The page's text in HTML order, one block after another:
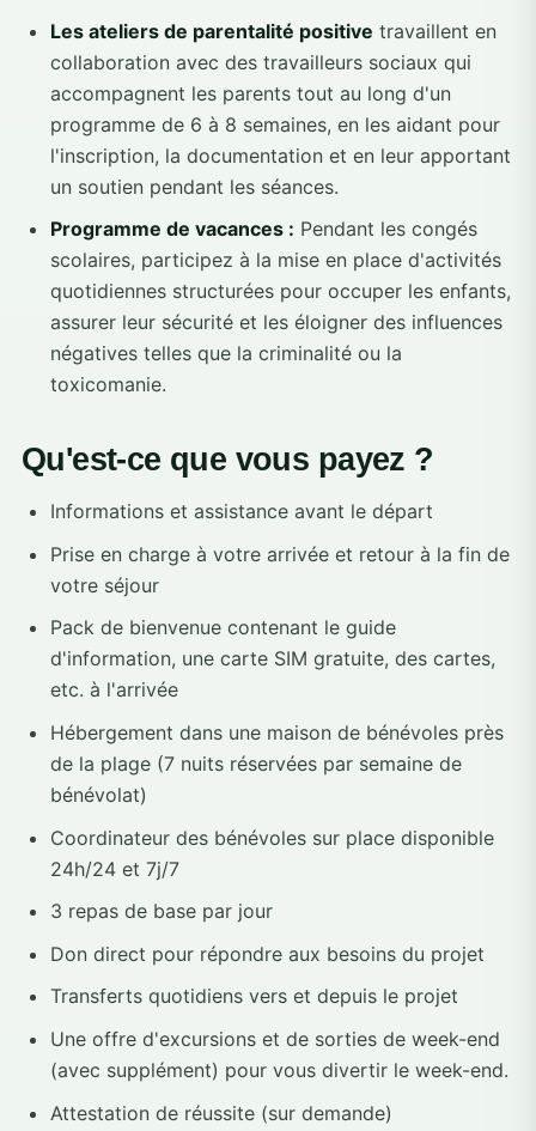
Les ateliers de parentalité positive travaillent en
collaboration avec des travailleurs sociaux qui
accompagnent les parents tout au long d'un
programme de 6 à 8 semaines, en les aidant pour
l'inscription, la documentation et en leur apportant
un soutien pendant les séances.
Programme de vacances : Pendant les congés
scolaires, participez à la mise en place d'activités
quotidiennes structurées pour occuper les enfants,
assurer leur sécurité et les éloigner des influences
négatives telles que la criminalité ou la
toxicomanie.
Qu'est-ce que vous payez ?
Informations et assistance avant le départ
Prise en charge à votre arrivée et retour à la fin de
votre séjour
Pack de bienvenue contenant le guide
d'information, une carte SIM gratuite, des cartes,
etc. à l'arrivée
Hébergement dans une maison de bénévoles près
de la plage (7 nuits réservées par semaine de
bénévolat)
Coordinateur des bénévoles sur place disponible
24h/24 et 7j/7
3 repas de base par jour
Don direct pour répondre aux besoins du projet
Transferts quotidiens vers et depuis le projet
Une offre d'excursions et de sorties de week-end
(avec supplément) pour vous divertir le week-end.
Attestation de réussite (sur demande)